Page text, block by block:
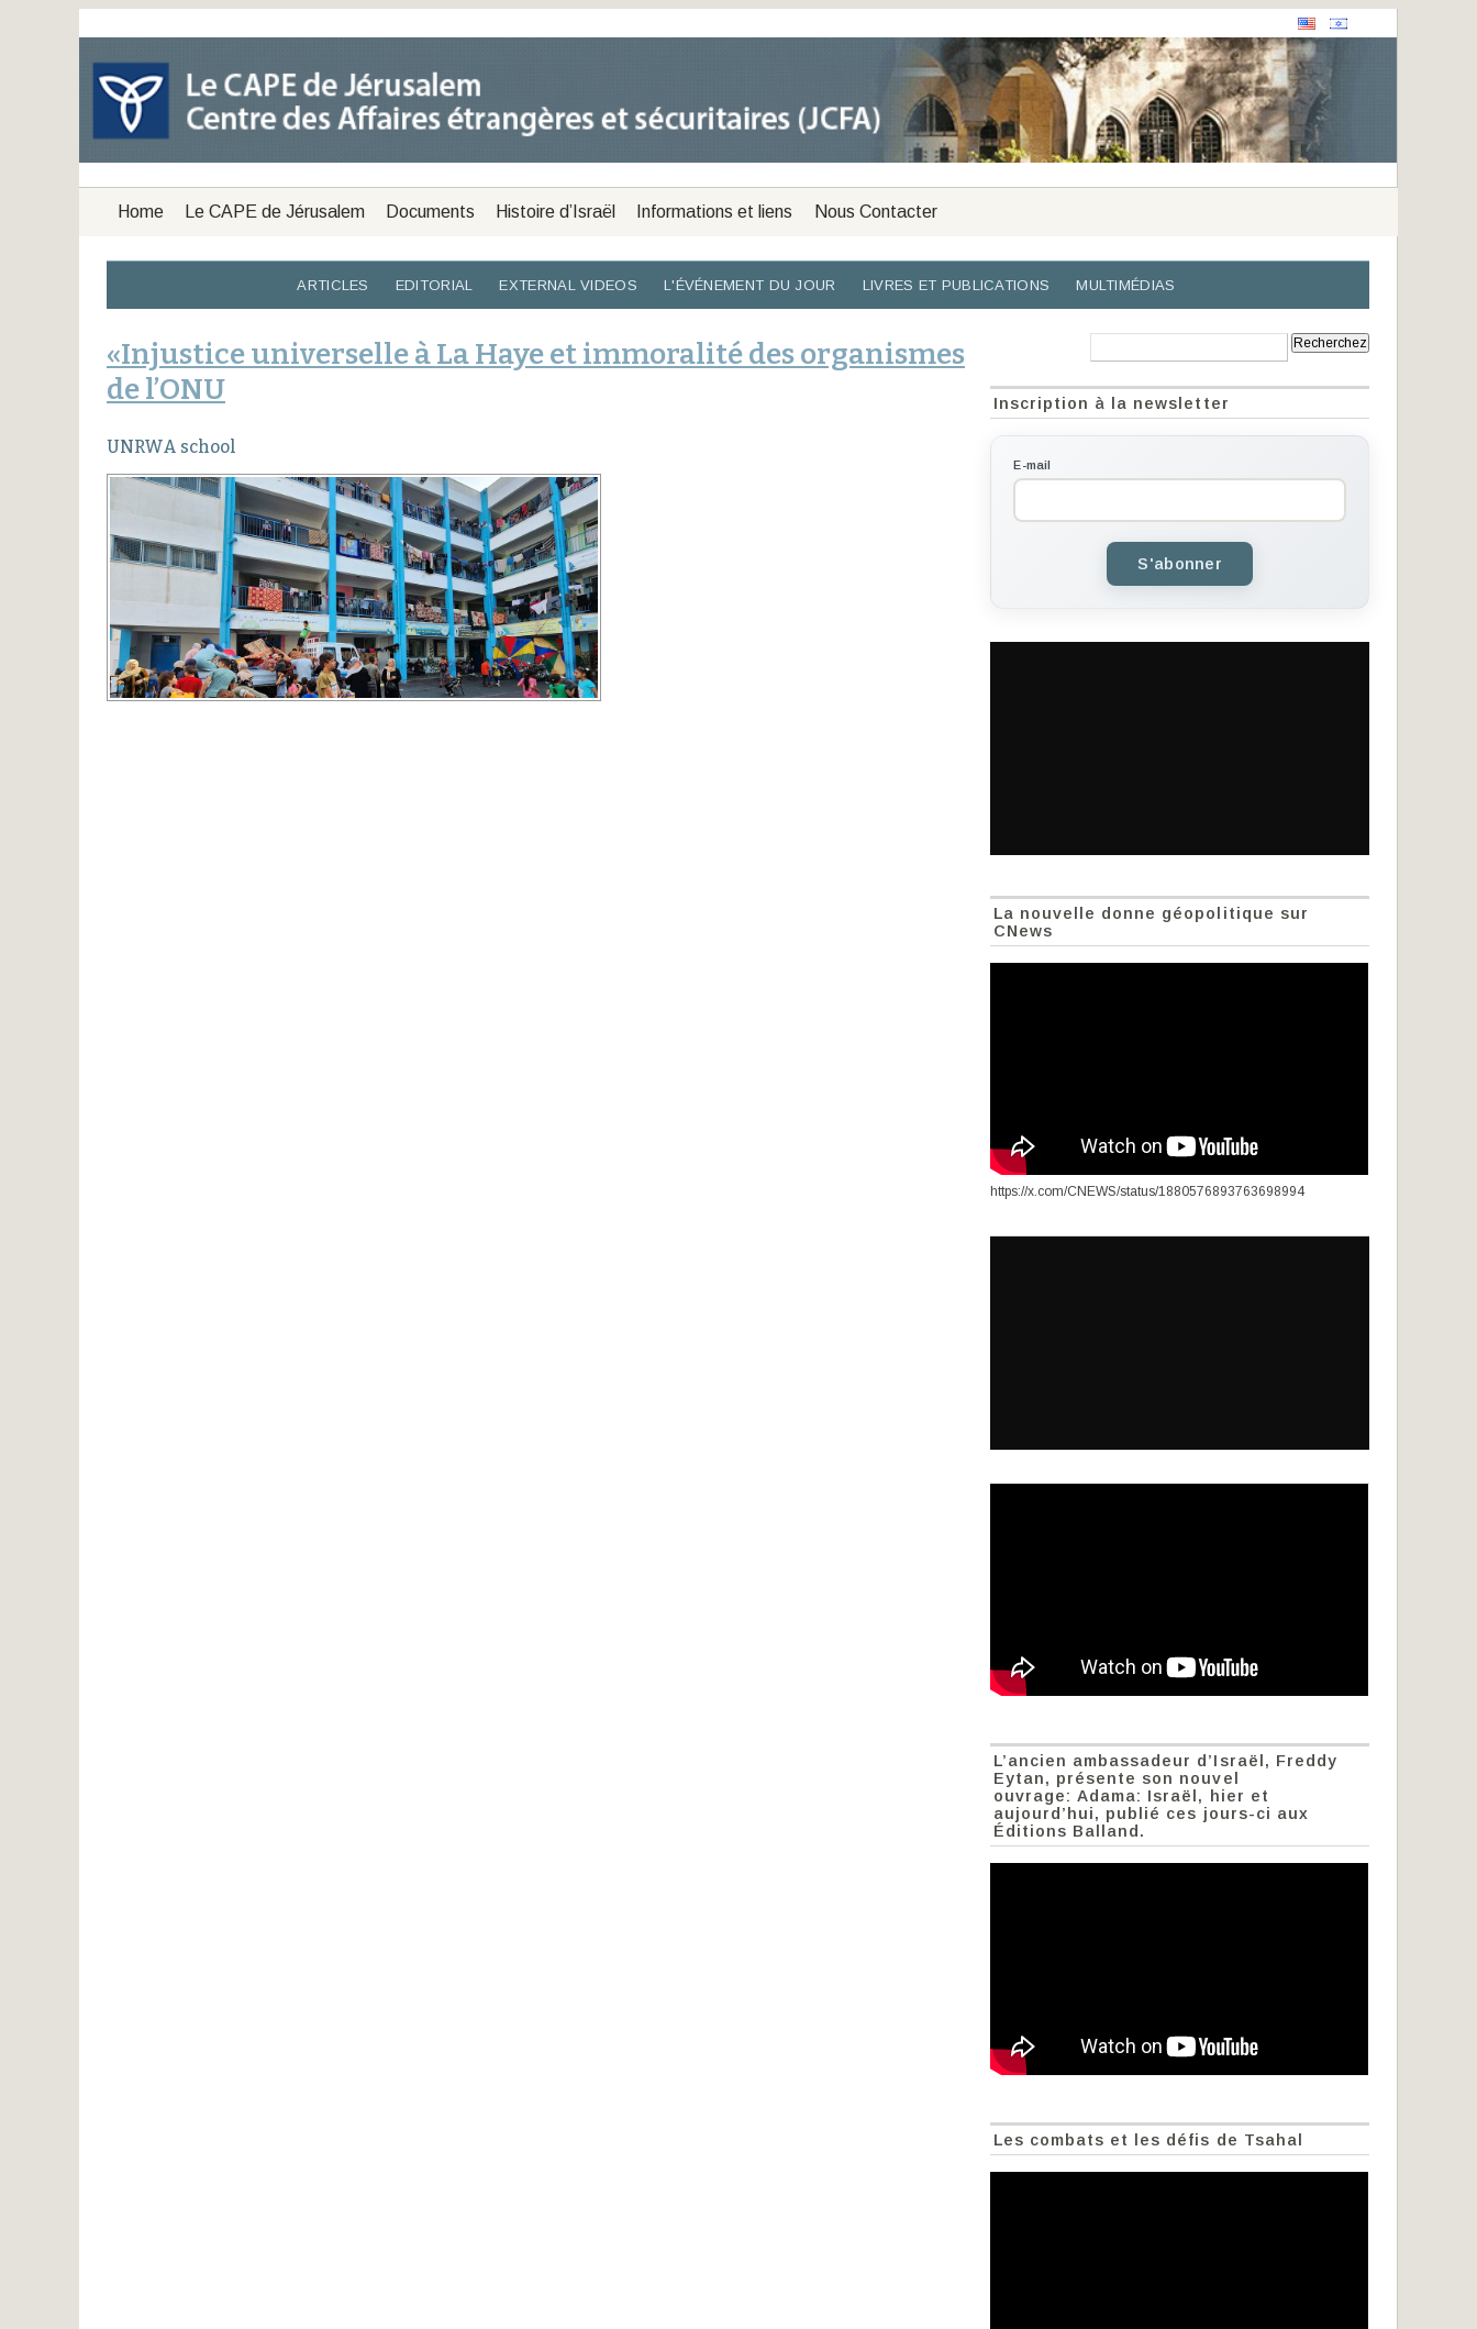
Home Le CAPE de Jérusalem Documents Histoire d’Israël Informations et liens Nous Contacter
ARTICLES EDITORIAL EXTERNAL VIDEOS L'ÉVÉNEMENT DU JOUR LIVRES ET PUBLICATIONS MULTIMÉDIAS
«Injustice universelle à La Haye et immoralité des organismes
de l’ONU
UNRWA school
Inscription à la newsletter
E-mail
S'abonner
La nouvelle donne géopolitique sur
CNews
https://x.com/CNEWS/status/1880576893763698994
L’ancien ambassadeur d’Israël, Freddy
Eytan, présente son nouvel
ouvrage: Adama: Israël, hier et
aujourd’hui, publié ces jours-ci aux
Éditions Balland.
Les combats et les défis de Tsahal